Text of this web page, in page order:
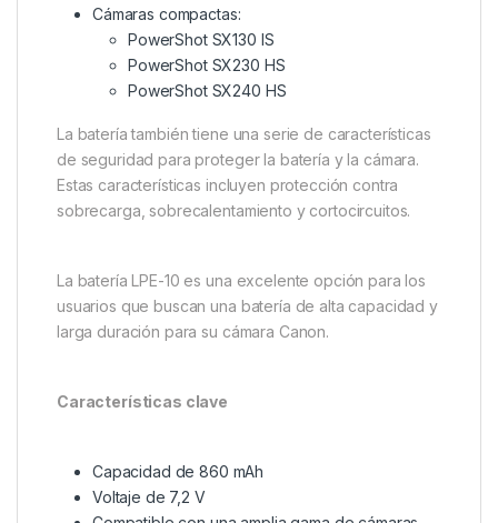
Cámaras compactas:
PowerShot SX130 IS
PowerShot SX230 HS
PowerShot SX240 HS
La batería también tiene una serie de características
de seguridad para proteger la batería y la cámara.
Estas características incluyen protección contra
sobrecarga, sobrecalentamiento y cortocircuitos.
La batería LPE-10 es una excelente opción para los
usuarios que buscan una batería de alta capacidad y
larga duración para su cámara Canon.
Características clave
Capacidad de 860 mAh
Voltaje de 7,2 V